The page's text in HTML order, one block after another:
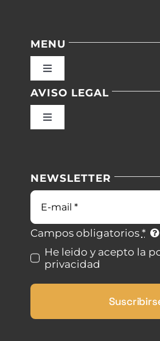
MENU
Toggle
Inicio
Blog
Contacto
AVISO LEGAL
Toggle
Condiciones de uso
Ley de cookies
Desistimiento
NEWSLETTER
Correo
electrónico
Campos obligatorios *
He leido y acepto la
privacidad